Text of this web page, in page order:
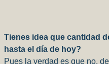
Tienes idea que cantidad
hasta el día de hoy?
Pues la verdad es que no,